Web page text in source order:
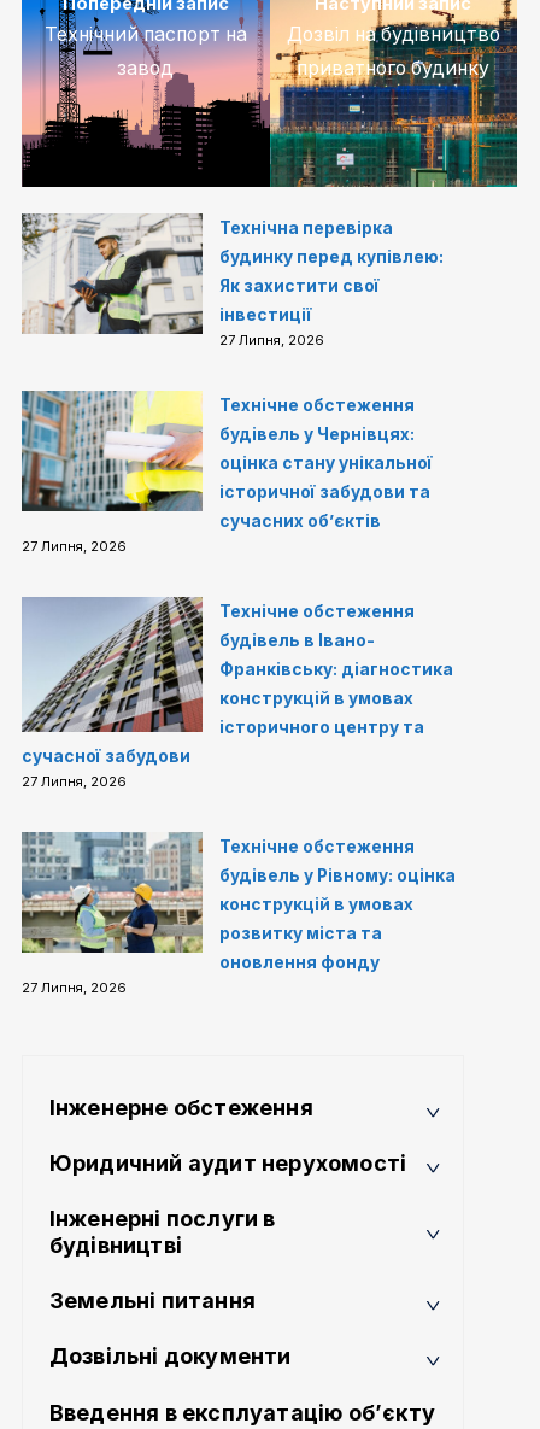
Технічний паспорт на
завод
Дозвіл на будівництво
приватного будинку
Технічна перевірка
будинку перед купівлею:
Як захистити свої
інвестиції
27 Липня, 2026
Технічне обстеження
будівель у Чернівцях:
оцінка стану унікальної
історичної забудови та
сучасних об’єктів
27 Липня, 2026
Технічне обстеження
будівель в Івано-
Франківську: діагностика
конструкцій в умовах
історичного центру та
сучасної забудови
27 Липня, 2026
Технічне обстеження
будівель у Рівному: оцінка
конструкцій в умовах
розвитку міста та
оновлення фонду
27 Липня, 2026
Інженерне обстеження
Юридичний аудит нерухомості
Інженерні послуги в
будівництві
Земельні питання
Дозвільні документи
Введення в експлуатацію об’єкту